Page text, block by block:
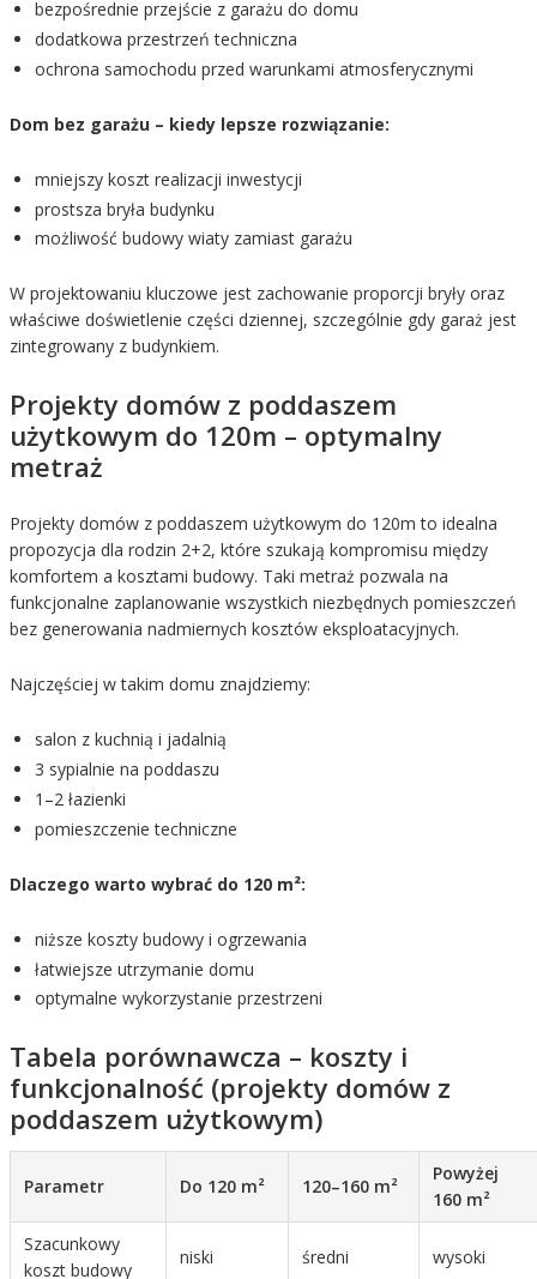
bezpośrednie przejście z garażu do domu
dodatkowa przestrzeń techniczna
ochrona samochodu przed warunkami atmosferycznymi
Dom bez garażu – kiedy lepsze rozwiązanie:
mniejszy koszt realizacji inwestycji
prostsza bryła budynku
możliwość budowy wiaty zamiast garażu
W projektowaniu kluczowe jest zachowanie proporcji bryły oraz
właściwe doświetlenie części dziennej, szczególnie gdy garaż jest
zintegrowany z budynkiem.
Projekty domów z poddaszem
użytkowym do 120m – optymalny
metraż
Projekty domów z poddaszem użytkowym do 120m to idealna
propozycja dla rodzin 2+2, które szukają kompromisu między
komfortem a kosztami budowy. Taki metraż pozwala na
funkcjonalne zaplanowanie wszystkich niezbędnych pomieszczeń
bez generowania nadmiernych kosztów eksploatacyjnych.
Najczęściej w takim domu znajdziemy:
salon z kuchnią i jadalnią
3 sypialnie na poddaszu
1–2 łazienki
pomieszczenie techniczne
Dlaczego warto wybrać do 120 m²:
niższe koszty budowy i ogrzewania
łatwiejsze utrzymanie domu
optymalne wykorzystanie przestrzeni
Tabela porównawcza – koszty i
funkcjonalność (projekty domów z
poddaszem użytkowym)
Parametr Do 120 m² 120–160 m²
Powyżej
160 m²
Szacunkowy
koszt budowy
niski średni wysoki